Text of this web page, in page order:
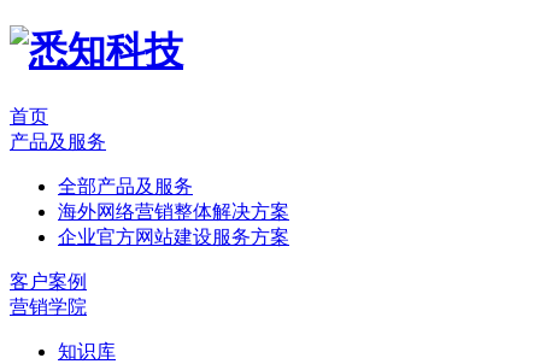
首页
产品及服务
全部产品及服务
海外网络营销整体解决方案
企业官方网站建设服务方案
客户案例
营销学院
知识库